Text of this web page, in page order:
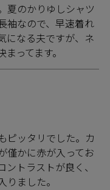
夏のかりゆしシャツ
袖なので、早速着れ
になる夫ですが、ネ
ってます。
ピッタリでした。カ
僅かに赤が入ってお
トラストが良く、
ました。